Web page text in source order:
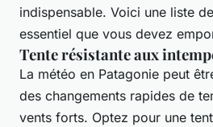
indispensable. Voici une liste
essentiel que vous devez
Tente résistante aux
La météo en Patagonie peut
des changements rapides de
vents forts. Optez pour une